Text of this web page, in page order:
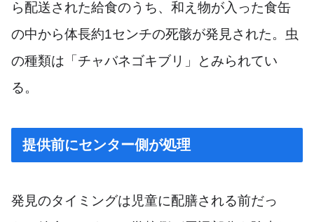
ら配送された給食のうち、和え物が入った食缶
の中から体長約1センチの死骸が発見された。虫
の種類は「チャバネゴキブリ」とみられてい
る。
提供前にセンター側が処理
発見のタイミングは児童に配膳される前だっ